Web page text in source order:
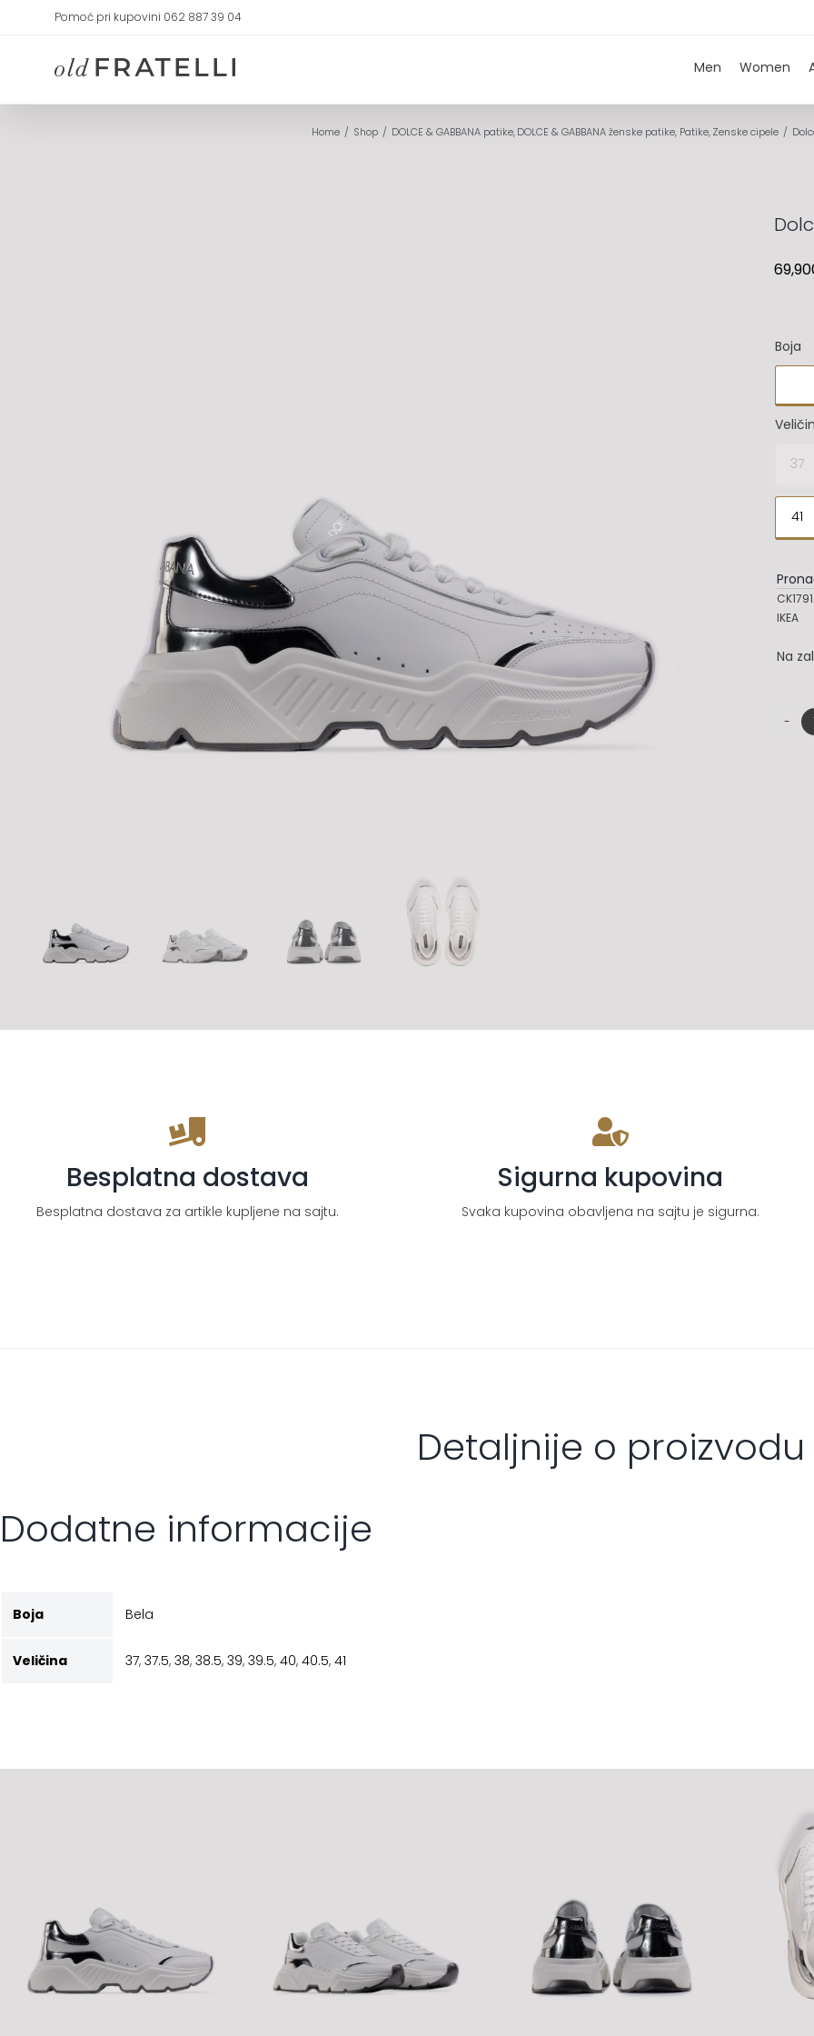
Pomoć pri kupovini 062 887 39 04
Men Women
Home Shop DOLCE & GABBANA patike DOLCE & GABBANA ženske patike Patike Zenske cipele
Boja
37
41
IKEA
Na
Besplatna dostava
Besplatna dostava za artikle kupljene na sajtu.
Sigurna kupovina
Svaka kupovina obavljena na sajtu je sigurna.
Detaljnije o proizvodu
Dodatne informacije
Boja Bela
Veličina 37, 37.5, 38, 38.5, 39, 39.5, 40, 40.5, 41